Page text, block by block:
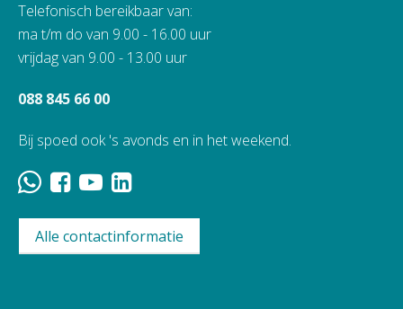
Telefonisch bereikbaar van:
ma t/m do van 9.00 - 16.00 uur
vrijdag van 9.00 - 13.00 uur
088 845 66 00
Bij spoed ook 's avonds en in het weekend.
Alle contactinformatie